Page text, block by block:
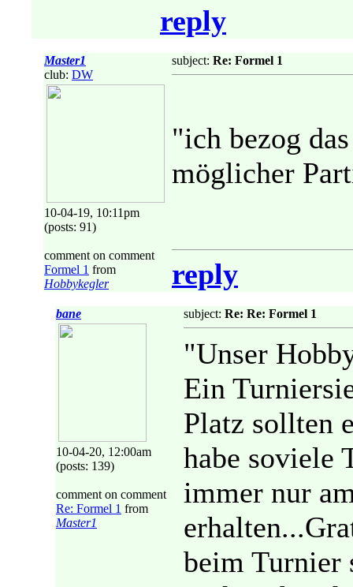
reply
Master1
club: DW
10-04-19, 10:11pm
(posts: 91)
comment on comment
Formel 1 from
Hobbykegler
subject: Re: Formel 1
"ich bezog
möglicher
reply
bane
10-04-20, 12:00am
(posts: 139)
comment on comment
Re: Formel 1 from
Master1
subject: Re: Re: Formel 1
"Unser
Ein
Platz sollten
habe soviele
immer nur
beim Turnier